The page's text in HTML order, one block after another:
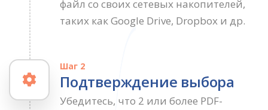
файл со своих сетевых накопителей,
таких как Google Drive, Dropbox и др.
Шаг 2
Подтверждение выбора
Убедитесь, что 2 или более PDF-